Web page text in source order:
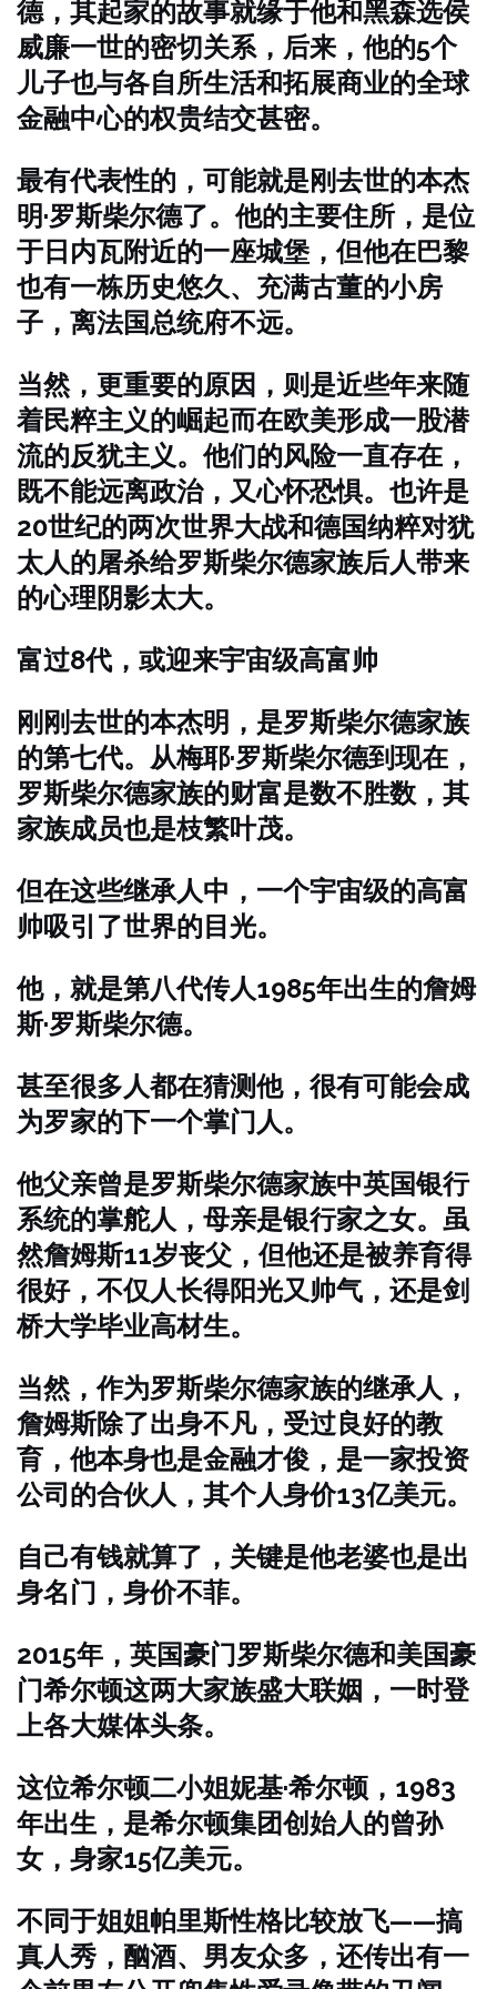
德，其起家的故事就缘于他和黑森选侯
威廉一世的密切关系，后来，他的5个
儿子也与各自所生活和拓展商业的全球
金融中心的权贵结交甚密。
最有代表性的，可能就是刚去世的本杰
明·罗斯柴尔德了。他的主要住所，是位
于日内瓦附近的一座城堡，但他在巴黎
也有一栋历史悠久、充满古董的小房
子，离法国总统府不远。
当然，更重要的原因，则是近些年来随
着民粹主义的崛起而在欧美形成一股潜
流的反犹主义。他们的风险一直存在，
既不能远离政治，又心怀恐惧。也许是
20世纪的两次世界大战和德国纳粹对犹
太人的屠杀给罗斯柴尔德家族后人带来
的心理阴影太大。
富过8代，或迎来宇宙级高富帅
刚刚去世的本杰明，是罗斯柴尔德家族
的第七代。从梅耶·罗斯柴尔德到现在，
罗斯柴尔德家族的财富是数不胜数，其
家族成员也是枝繁叶茂。
但在这些继承人中，一个宇宙级的高富
帅吸引了世界的目光。
他，就是第八代传人1985年出生的詹姆
斯·罗斯柴尔德。
甚至很多人都在猜测他，很有可能会成
为罗家的下一个掌门人。
他父亲曾是罗斯柴尔德家族中英国银行
系统的掌舵人，母亲是银行家之女。虽
然詹姆斯11岁丧父，但他还是被养育得
很好，不仅人长得阳光又帅气，还是剑
桥大学毕业高材生。
当然，作为罗斯柴尔德家族的继承人，
詹姆斯除了出身不凡，受过良好的教
育，他本身也是金融才俊，是一家投资
公司的合伙人，其个人身价13亿美元。
自己有钱就算了，关键是他老婆也是出
身名门，身价不菲。
2015年，英国豪门罗斯柴尔德和美国豪
门希尔顿这两大家族盛大联姻，一时登
上各大媒体头条。
这位希尔顿二小姐妮基·希尔顿，1983
年出生，是希尔顿集团创始人的曾孙
女，身家15亿美元。
不同于姐姐帕里斯性格比较放飞——搞
真人秀，酗酒、男友众多，还传出有一